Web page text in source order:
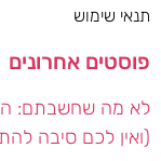
תנאי שימוש
פוסטים אחרונים
לא מה שחשבתם:
(ואין לכם סיבה